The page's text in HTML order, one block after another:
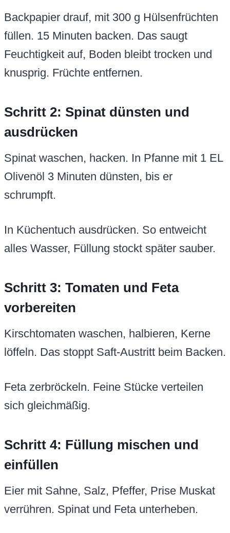
Backpapier drauf, mit 300 g Hülsenfrüchten
füllen. 15 Minuten backen. Das saugt
Feuchtigkeit auf, Boden bleibt trocken und
knusprig. Früchte entfernen.
Schritt 2: Spinat dünsten und
ausdrücken
Spinat waschen, hacken. In Pfanne mit 1 EL
Olivenöl 3 Minuten dünsten, bis er
schrumpft.
In Küchentuch ausdrücken. So entweicht
alles Wasser, Füllung stockt später sauber.
Schritt 3: Tomaten und Feta
vorbereiten
Kirschtomaten waschen, halbieren, Kerne
löffeln. Das stoppt Saft-Austritt beim Backen.
Feta zerbröckeln. Feine Stücke verteilen
sich gleichmäßig.
Schritt 4: Füllung mischen und
einfüllen
Eier mit Sahne, Salz, Pfeffer, Prise Muskat
verrühren. Spinat und Feta unterheben.